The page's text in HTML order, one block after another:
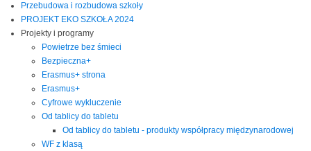
Przebudowa i rozbudowa szkoły
PROJEKT EKO SZKOŁA 2024
Projekty i programy
Powietrze bez śmieci
Bezpieczna+
Erasmus+ strona
Erasmus+
Cyfrowe wykluczenie
Od tablicy do tabletu
Od tablicy do tabletu - produkty współpracy międzynarodowej
WF z klasą